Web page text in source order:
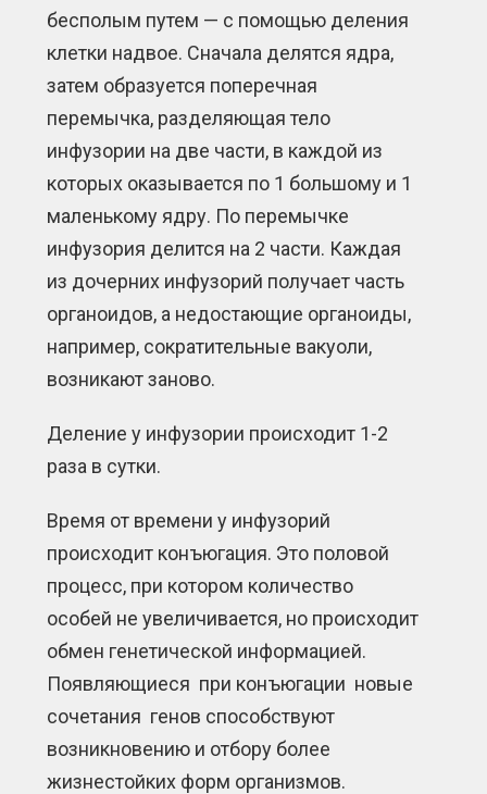
бесполым путем — с помощью деления
клетки надвое. Сначала делятся ядра,
затем образуется поперечная
перемычка, разделяющая тело
инфузории на две части, в каждой из
которых оказывается по 1 большому и 1
маленькому ядру. По перемычке
инфузория делится на 2 части. Каждая
из дочерних инфузорий получает часть
органоидов, а недостающие органоиды,
например, сократительные вакуоли,
возникают заново.
Деление у инфузории происходит 1-2
раза в сутки.
Время от времени у инфузорий
происходит конъюгация. Это половой
процесс, при котором количество
особей не увеличивается, но происходит
обмен генетической информацией.
Появляющиеся при конъюгации новые
сочетания генов способствуют
возникновению и отбору более
жизнестойких форм организмов.